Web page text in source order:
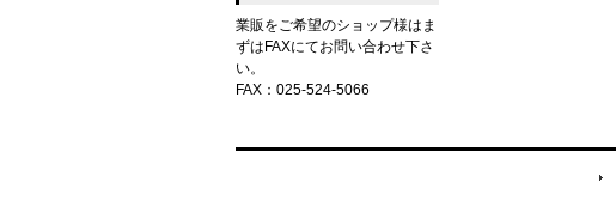
業販をご希望のショップ様はま
ずはFAXにてお問い合わせ下さ
い。
FAX：025-524-5066